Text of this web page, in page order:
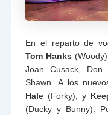
En el reparto de
Tom Hanks
Joan Cusack, Don
Shawn. A los
Hale (Forky), y
(Ducky y Bunny).